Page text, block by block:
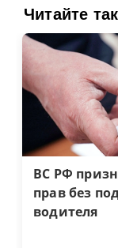
Читайте
ВС РФ
прав без
водителя